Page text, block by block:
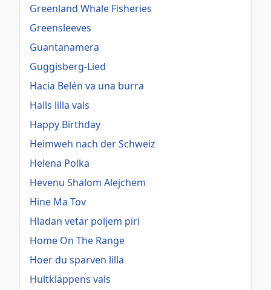
Greenland Whale Fisheries
Greensleeves
Guantanamera
Guggisberg-Lied
Hacia Belén va una burra
Halls lilla vals
Happy Birthday
Heimweh nach der Schweiz
Helena Polka
Hevenu Shalom Alejchem
Hine Ma Tov
Hladan vetar poljem piri
Home On The Range
Hoer du sparven lilla
Hultkläppens vals